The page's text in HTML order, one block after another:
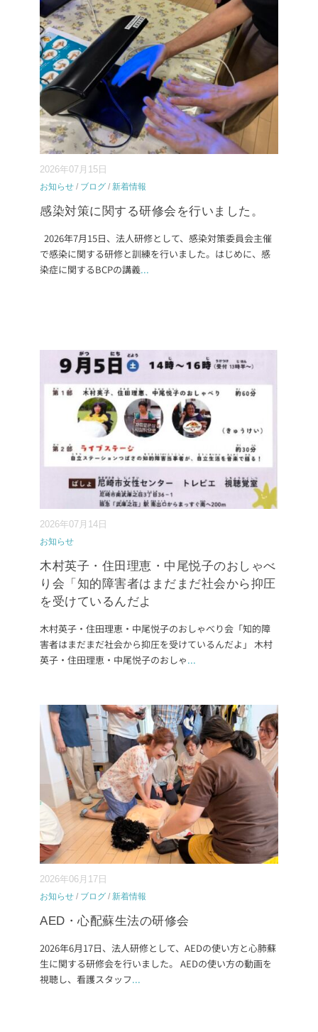
2026年07月15日
お知らせ / ブログ / 新着情報
感染対策に関する研修会を行いました。
2026年7月15日、法人研修として、感染対策委員会主催
で感染に関する研修と訓練を行いました。はじめに、感
染症に関するBCPの講義...
2026年07月14日
お知らせ
木村英子・住田理恵・中尾悦子のおしゃべ
り会「知的障害者はまだまだ社会から抑圧
を受けているんだよ
木村英子・住田理恵・中尾悦子のおしゃべり会「知的障
害者はまだまだ社会から抑圧を受けているんだよ」 木村
英子・住田理恵・中尾悦子のおしゃ...
2026年06月17日
お知らせ / ブログ / 新着情報
AED・心配蘇生法の研修会
2026年6月17日、法人研修として、AEDの使い方と心肺蘇
生に関する研修会を行いました。 AEDの使い方の動画を
視聴し、看護スタッフ...